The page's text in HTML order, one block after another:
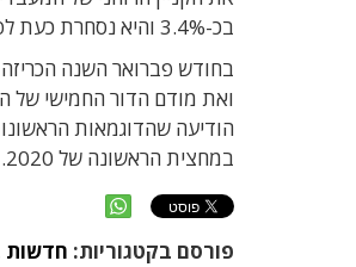
בכ-3.4% והיא נסחרת כעת לפי שווי שוק של כ-610 מיליון דולר.
ואת מודם הדור החמישי של
במחצית הראשונה של 2020. לא מן הנמנע שמפת הדרכים האגרסיבית הזאת שכנעה את אפל לסיים את הסכסוך עם קואלקום.
פורסם בקטגוריות: חדשות